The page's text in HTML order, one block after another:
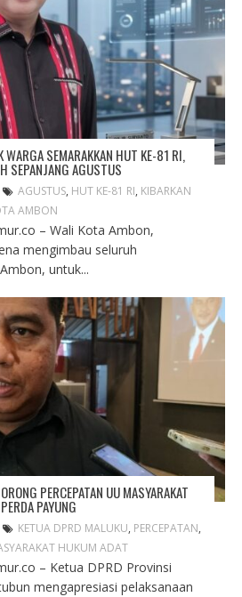
WARGA SEMARAKKAN HUT KE-81 RI,
SEPANJANG AGUSTUS
AGUSTUS, HUT KE-81 RI, KIBARKAN
AMBON
– Wali Kota Ambon,
mengimbau seluruh
untuk...
PERCEPATAN UU MASYARAKAT
PAYUNG
KETUA DPRD MALUKU, PERCEPATAN,
HUKUM ADAT
– Ketua DPRD Provinsi
mengapresiasi pelaksanaan